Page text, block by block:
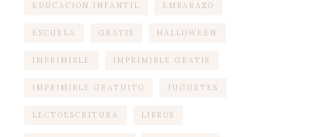
EDUCACION INFANTIL EMBARAZO
ESCUELA GRATIS HALLOWEEN
IMPRIMIBLE IMPRIMIBLE GRATIS
IMPRIMIBLE GRATUITO JUGUETES
LECTOESCRITURA LIBROS